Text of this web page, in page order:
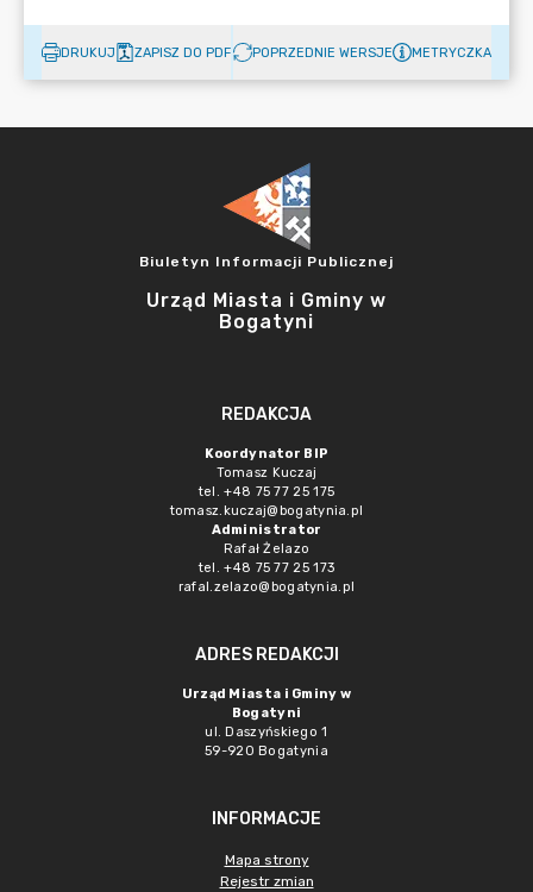
DRUKUJ ZAPISZ DO PDF POPRZEDNIE WERSJE METRYCZKA
Biuletyn Informacji Publicznej
Urząd Miasta i Gminy w
Bogatyni
REDAKCJA
Koordynator BIP
Tomasz Kuczaj
tel. +48 75 77 25 175
tomasz.kuczaj@bogatynia.pl
Administrator
Rafał Żelazo
tel. +48 75 77 25 173
rafal.zelazo@bogatynia.pl
ADRES REDAKCJI
Urząd Miasta i Gminy w
Bogatyni
ul. Daszyńskiego 1
59-920 Bogatynia
INFORMACJE
Mapa strony
Rejestr zmian